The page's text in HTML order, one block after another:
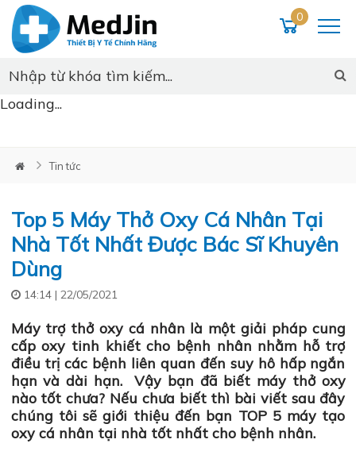
0
Loading...
Tin tức
Top 5 Máy Thở Oxy Cá Nhân Tại
Nhà Tốt Nhất Được Bác Sĩ Khuyên
Dùng
14:14 | 22/05/2021
Máy trợ thở oxy cá nhân là một giải pháp cung
cấp oxy tinh khiết cho bệnh nhân nhằm hỗ trợ
điều trị các bệnh liên quan đến suy hô hấp ngắn
hạn và dài hạn. Vậy bạn đã biết máy thở oxy
nào tốt chưa? Nếu chưa biết thì bài viết sau đây
chúng tôi sẽ giới thiệu đến bạn TOP 5 máy tạo
oxy cá nhân tại nhà tốt nhất cho bệnh nhân.